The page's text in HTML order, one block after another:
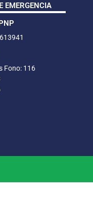
EMERGENCIA
Fono: 116